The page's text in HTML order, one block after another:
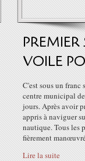
VOILE
C'est sous un franc
centre municipal
jours. Après avoir
appris à naviguer
nautique. Tous les
fièrement
Lire la suite